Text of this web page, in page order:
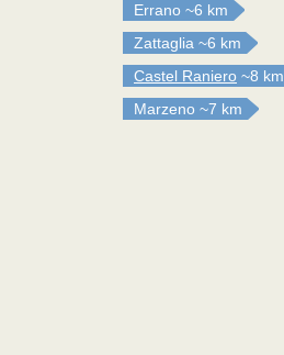
Errano ~6 km
Zattaglia ~6 km
Castel Raniero ~8 km
Marzeno ~7 km